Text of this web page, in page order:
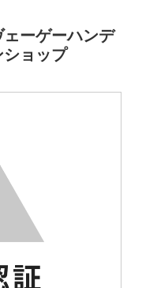
ーゲーハンデ
ョップ